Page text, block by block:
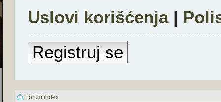
Uslovi korišćenja|
Registruj se
Forum index